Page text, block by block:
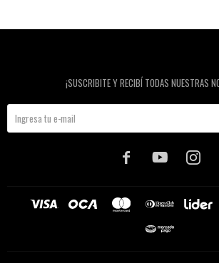
¡SUSCRIBITE Y RECIBÍ TODAS NUESTRAS
  